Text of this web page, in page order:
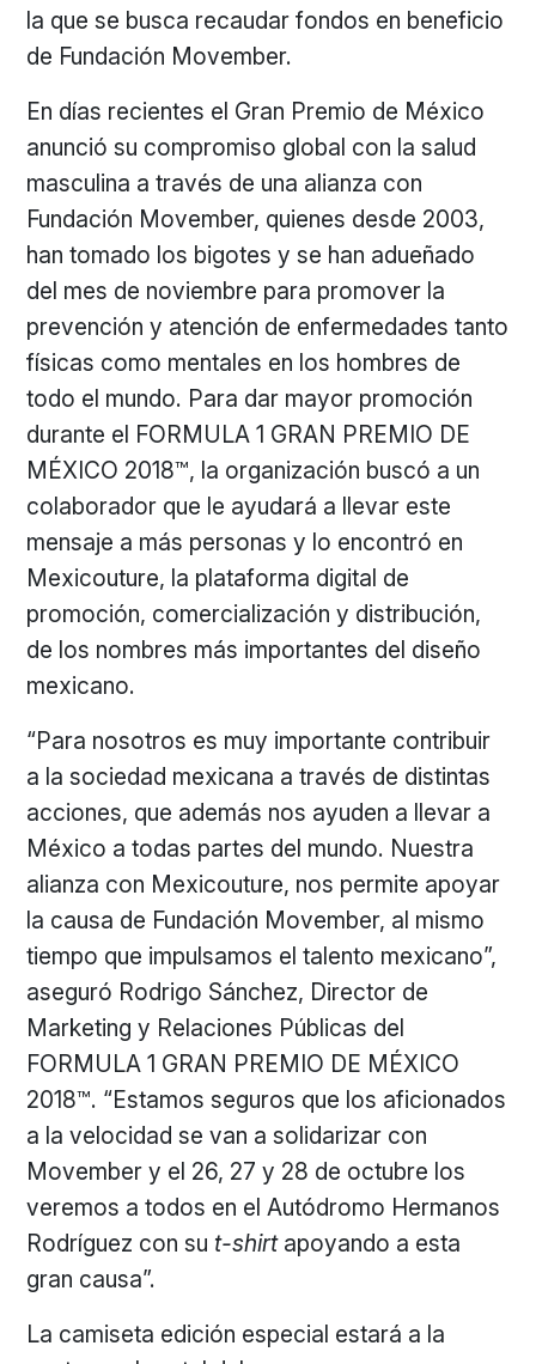
la que se busca recaudar fondos en beneficio
de Fundación Movember.
En días recientes el Gran Premio de México
anunció su compromiso global con la salud
masculina a través de una alianza con
Fundación Movember, quienes desde 2003,
han tomado los bigotes y se han adueñado
del mes de noviembre para promover la
prevención y atención de enfermedades tanto
físicas como mentales en los hombres de
todo el mundo. Para dar mayor promoción
durante el FORMULA 1 GRAN PREMIO DE
MÉXICO 2018™, la organización buscó a un
colaborador que le ayudará a llevar este
mensaje a más personas y lo encontró en
Mexicouture, la plataforma digital de
promoción, comercialización y distribución,
de los nombres más importantes del diseño
mexicano.
“Para nosotros es muy importante contribuir
a la sociedad mexicana a través de distintas
acciones, que además nos ayuden a llevar a
México a todas partes del mundo. Nuestra
alianza con Mexicouture, nos permite apoyar
la causa de Fundación Movember, al mismo
tiempo que impulsamos el talento mexicano”,
aseguró Rodrigo Sánchez, Director de
Marketing y Relaciones Públicas del
FORMULA 1 GRAN PREMIO DE MÉXICO
2018™. “Estamos seguros que los aficionados
a la velocidad se van a solidarizar con
Movember y el 26, 27 y 28 de octubre los
veremos a todos en el Autódromo Hermanos
Rodríguez con su t-shirtapoyando a esta
gran causa”.
La camiseta edición especial estará a la